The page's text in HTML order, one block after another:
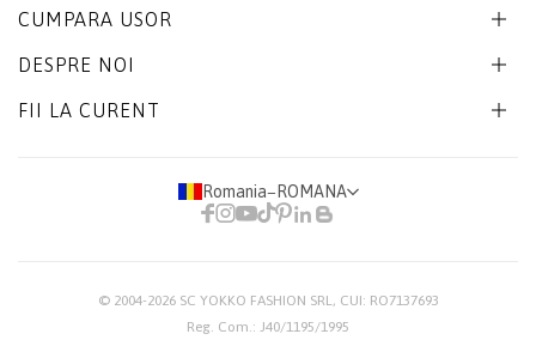
CUMPARA USOR
DESPRE NOI
FII LA CURENT
Romania− ROMANA
© 2004-2026 SC YOKKO FASHION SRL, CUI: RO7137693
Reg. Com.: J40/1195/1995